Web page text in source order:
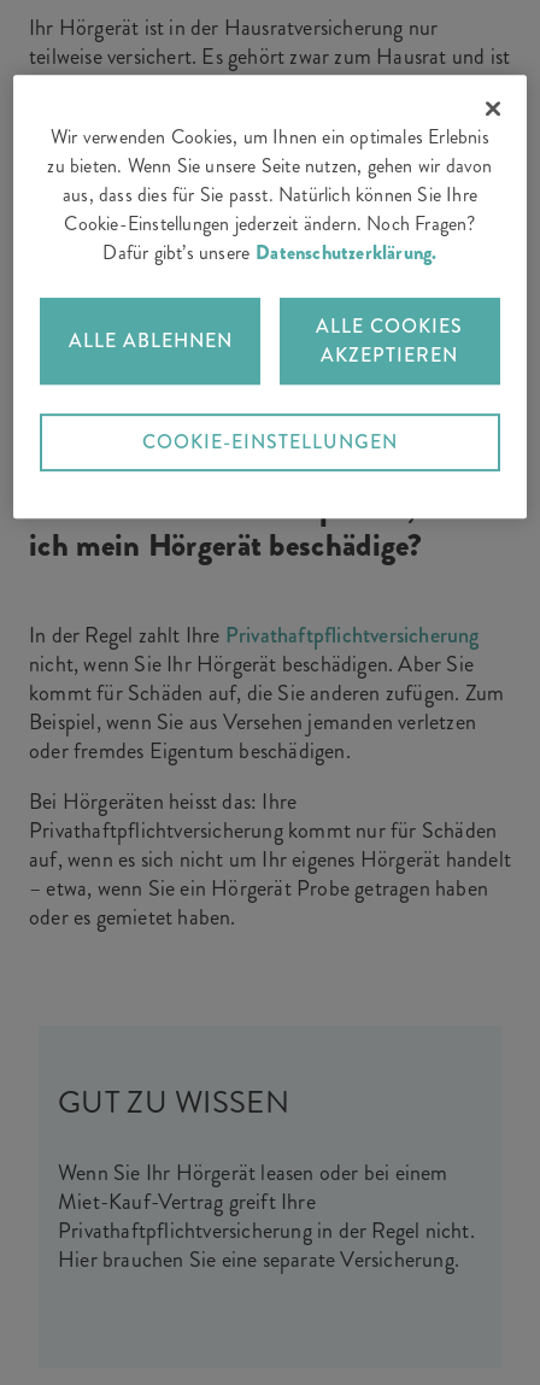
Ihr Hörgerät ist in der Hausratversicherung nur
teilweise versichert. Es gehört zwar zum Hausrat und ist
damit gegen die üblichen «Hausratrisiken» wie Feuer,
Unsere Erfahrung zeigt jedoch: Die häufigsten
Schäden an Hörgeräten sind selbstverschuldete
Beschädigungen und Verlust. Zum Beispiel, wenn das
Hörgerät bei einem Sturz beschädigt wird, wenn man
Hausratversicherungdeckt diese Fälle
nicht ab.
Zahlt meine Privathaftpflicht, wenn
ich mein Hörgerät beschädige?
In der Regel zahlt Ihre Privathaftpflichtversicherung
nicht, wenn Sie Ihr Hörgerät beschädigen. Aber Sie
kommt für Schäden auf, die Sie anderen zufügen. Zum
Beispiel, wenn Sie aus Versehen jemanden verletzen
oder fremdes Eigentum beschädigen.
Bei Hörgeräten heisst das: Ihre
Privathaftpflichtversicherung kommt nur für Schäden
auf, wenn es sich nicht um Ihr eigenes Hörgerät handelt
– etwa, wenn Sie ein Hörgerät Probe getragen haben
oder es gemietet haben.
GUT ZU WISSEN
Wenn Sie Ihr Hörgerät leasen oder bei einem
Miet-Kauf-Vertrag greift Ihre
Privathaftpflichtversicherung in der Regel nicht.
Hier brauchen Sie eine separate Versicherung.
Wir verwenden Cookies, um Ihnen ein optimales Erlebnis
zu bieten. Wenn Sie unsere Seite nutzen, gehen wir davon
aus, dass dies für Sie passt. Natürlich können Sie Ihre
Cookie-Einstellungen jederzeit ändern. Noch Fragen?
Dafür gibt’s unsere Datenschutzerklärung.
ALLE ABLEHNEN
ALLE COOKIES
AKZEPTIEREN
COOKIE-EINSTELLUNGEN